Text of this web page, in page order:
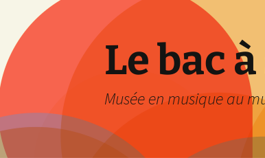
Le bac
Musée en musique au